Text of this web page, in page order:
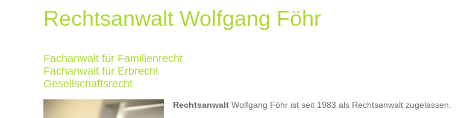
Rechtsanwalt Wolfgang Föhr
Fachanwalt für Familienrecht
Fachanwalt für Erbrecht
Gesellschaftsrecht
Rechtsanwalt Wolfgang Föhr ist seit 1983 als Rechtsanwalt zugelassen.